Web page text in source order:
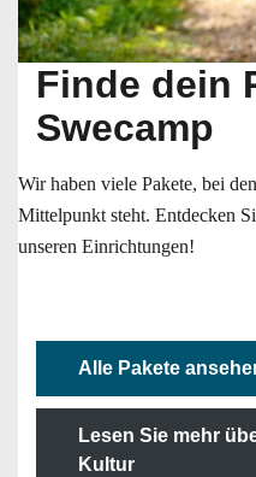
Finde dein
Swecamp
Wir haben viele Pakete, bei
Mittelpunkt steht. Entdecken
unseren Einrichtungen!
Alle Pakete
Lesen Sie mehr
Kultur